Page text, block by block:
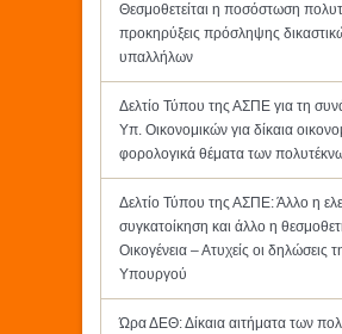
Θεσμοθετείται η ποσόστωση
προκηρύξεις πρόσληψης
υπαλλήλων
Δελτίο Τύπου της ΑΣΠΕ για τη
Υπ. Οικονομικών για δίκαια
φορολογικά θέματα των
Δελτίο Τύπου της ΑΣΠΕ: Άλλο η
συγκατοίκηση και άλλο η
Οικογένεια – Ατυχείς οι δηλώσεις
Υπουργού
Ώρα ΔΕΘ: Δίκαια αιτήματα των